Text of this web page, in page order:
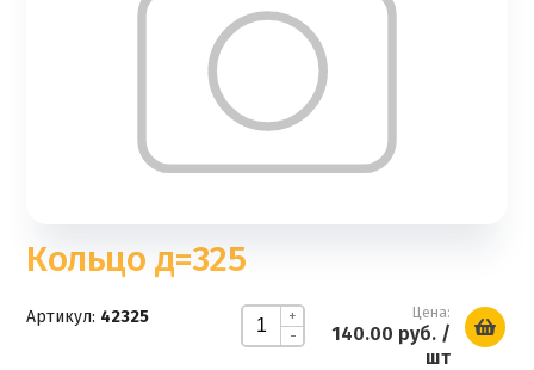
Кольцо д=325
+
-
Цена:
140.00 руб./
шт
Артикул: 42325